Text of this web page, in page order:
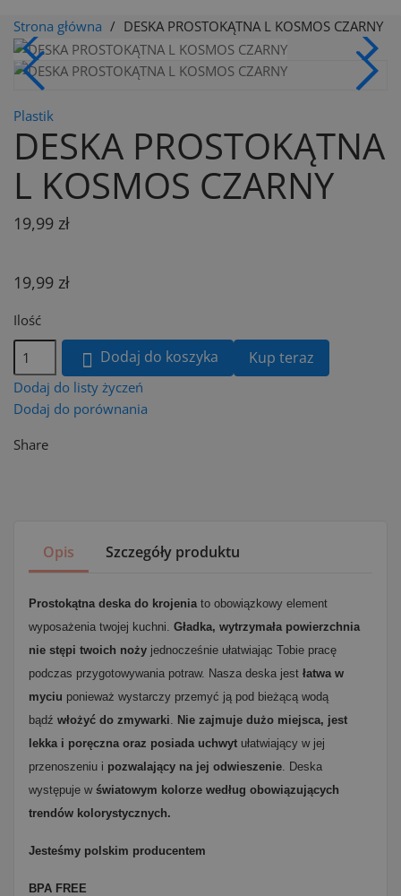
Strona główna DESKA PROSTOKĄTNA L KOSMOS CZARNY
Plastik
DESKA PROSTOKĄTNA
L KOSMOS CZARNY
19,99 zł
19,99 zł
Ilość
 Dodaj do koszyka Kup teraz
Dodaj do listy życzeń
Dodaj do porównania
Share
Opis Szczegóły produktu
Prostokątna deska do krojenia to obowiązkowy element
wyposażenia twojej kuchni. Gładka, wytrzymała powierzchnia
nie stępi twoich noży jednocześnie ułatwiając Tobie pracę
podczas przygotowywania potraw. Nasza deska jest łatwa w
myciu ponieważ wystarczy przemyć ją pod bieżącą wodą
bądź włożyć do zmywarki
Nie zajmuje dużo miejsca, jest
lekka i poręczna oraz posiada uchwyt ułatwiający w jej
przenoszeniu i pozwalający na jej odwieszenie . Deska
występuje w światowym kolorze według obowiązujących
trendów kolorystycznych.
Jesteśmy polskim producentem
BPA FREE